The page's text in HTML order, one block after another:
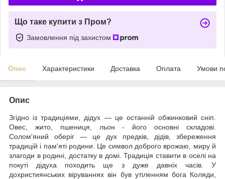
Що таке купити з Пром?
Замовлення під захистом
Опис Характеристики Доставка Оплата Умови
Опис
Згідно із традиціями, дідух — це останній обжинковий сніп.
Овес, жито, пшениця, льон - його основні складові.
Солом'яний оберіг — це дух предків, дідів, збереження
традицій і пам'яті родини. Це символ доброго врожаю, миру й
злагоди в родині, достатку в домі. Традиція ставити в оселі на
покуті дідуха походить ще з дуже давніх часів. У
дохристиянських віруваннях він був утіленням бога Коляди,